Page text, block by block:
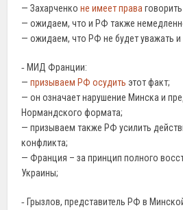
— Захарченконе имеет права
— ожидаем, что и РФ также
— ожидаем, что РФ не будет уважать и
‐ МИД Франции:
—призываем РФ осудить этот факт;
— он означает нарушение Минска и
Нормандского формата;
— призываем также РФ усилить
конфликта;
— Франция – за принцип полного
Украины;
‐ Грызлов, представитель РФ в